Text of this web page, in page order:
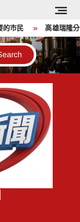
市民 高雄瑞隆分